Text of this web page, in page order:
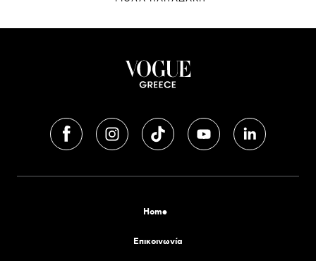
Home
Επικοινωνία